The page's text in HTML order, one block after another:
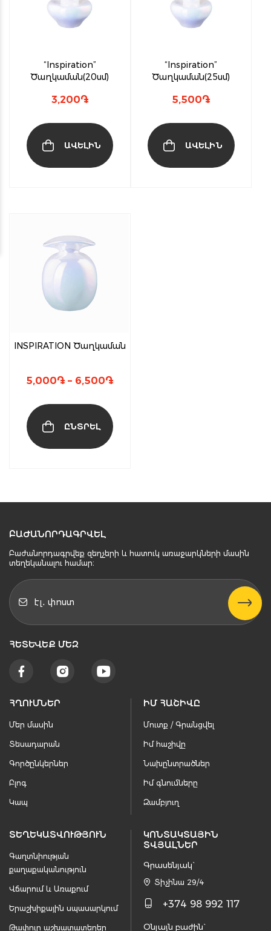
“Inspiration”
Ծաղկաման(20սմ)
3,200֏
ԱՎԵԼԻՆ
“Inspiration”
Ծաղկաման(25սմ)
5,500֏
ԱՎԵԼԻՆ
INSPIRATION Ծաղկաման
5,000֏ – 6,500֏Price
6,500֏
ԸՆՏՐԵԼ
variants.
product
ԲԱԺԱՆՈՐԴԱԳՐՎԵԼ
Բաժանորդագրվեք զեղչերի և հատուկ առաջարկների մասին
տեղեկանալու համար։
ՀԵՏԵՒԵՔ ՄԵԶ
ՀՂՈՒՄՆԵՐ
Մեր մասին
Տեսադարան
Գործընկերներ
Բլոգ
Կապ
ԻՄ ՀԱՇԻՎԸ
Մուտք / Գրանցվել
Իմ հաշիվը
Նախընտրածներ
Իմ գնումները
Զամբյուղ
ՏԵՂԵԿԱՏՎՈՒԹՅՈՒՆ
Գաղտնիության
քաղաքականություն
Վճարում և Առաքում
Երաշխիքային սպասարկում
Թափուր աշխատատեղեր
ԿՈՆՏԱԿՏԱՅԻՆ
ՏՎՅԱԼՆԵՐ
Գրասենյակ`
Տիչինա 29/4
+374 98 992 117
Օնլայն բաժին`